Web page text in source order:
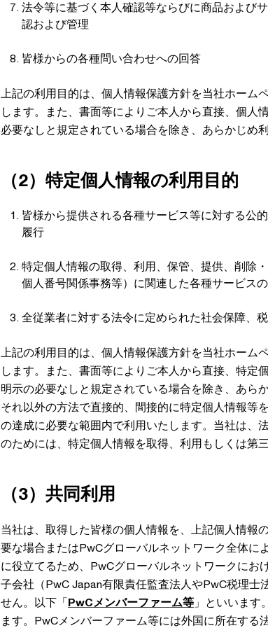
法令等に基づく本人確認等ならびに商品および
認および管理
皆様からの各種問い合わせへの回答
上記の利用目的は、個人情報保護方針を当社ホーム
します。また、書面等によりご本人から直接、個人
必要なしと規定されている場合を除き、あらかじめ
（2）特定個人情報の利用目的
皆様から提供される各種サービス等に対する公
履行
特定個人情報の取得、利用、保管、提供、削除
個人番号関係事務等）に関連した各種サービス
全従業者に対する法令に定められた社会保障、
上記の利用目的は、個人情報保護方針を当社ホーム
します。また、書面等によりご本人から直接、特定
明示の必要なしと規定されている場合を除き、あら
それ以外の方法で直接的、間接的に特定個人情報等
の達成に必要な範囲内で利用いたします。当社は、
のためには、特定個人情報を取得、利用もしくは第
（3）共同利用
当社は、取得した皆様の個人情報を、上記個人情報
要な場合またはPwCグローバルネットワーク全体に
に役立てるため、PwCグローバルネットワークにお
子会社（PwC Japan有限責任監査法人やPwC税理士
せん。以下「PwCメンバーファーム等 」といいます
ます。PwCメンバーファーム等には外国に所在する